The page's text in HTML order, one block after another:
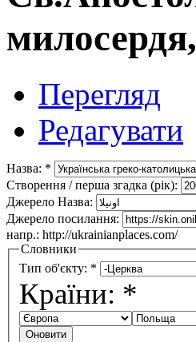
Перегляд
Редагувати
Назва: *
Створення / перша згадка (рік):
Джерело Назва:
Джерело посилання:
напр.: http://ukrainianplaces.com/
Словники
Тип об'єкту: *
Країни: *